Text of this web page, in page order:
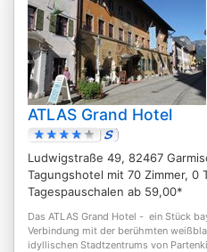
ATLAS Grand Hotel
Ludwigstraße 49, 82467
Tagungshotel mit 70 Zimmer, 0
Tagespauschalen ab 59,00*
Das ATLAS Grand Hotel - ein Stück
Verbindung mit der berühmten
idyllischen Stadtzentrums von